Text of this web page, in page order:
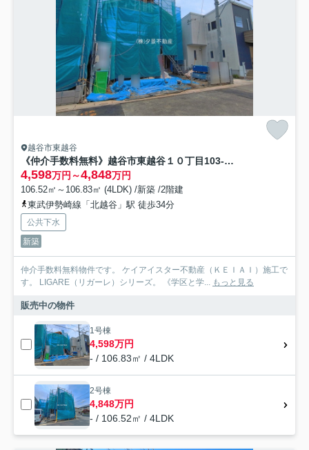
越谷市東越谷
《仲介手数料無料》越谷市東越谷１０丁目103-4新築一戸建てLIGARE
4,598万円～4,848万円
106.52㎡～106.83㎡ (4LDK) /新築 /2階建
東武伊勢崎線「北越谷」駅 徒歩34分
公共下水
新築
仲介手数料無料物件です。 ケイアイスター不動産（ＫＥＩＡＩ）施工で
す。 LIGARE（リガーレ）シリーズ。 《学区と学...
もっと見る
販売中の物件
1号棟
4,598万円
- / 106.83㎡ / 4LDK
2号棟
4,848万円
- / 106.52㎡ / 4LDK